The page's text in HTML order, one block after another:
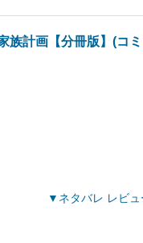
族計画【分冊版】(コミ
ネタバレ レビ